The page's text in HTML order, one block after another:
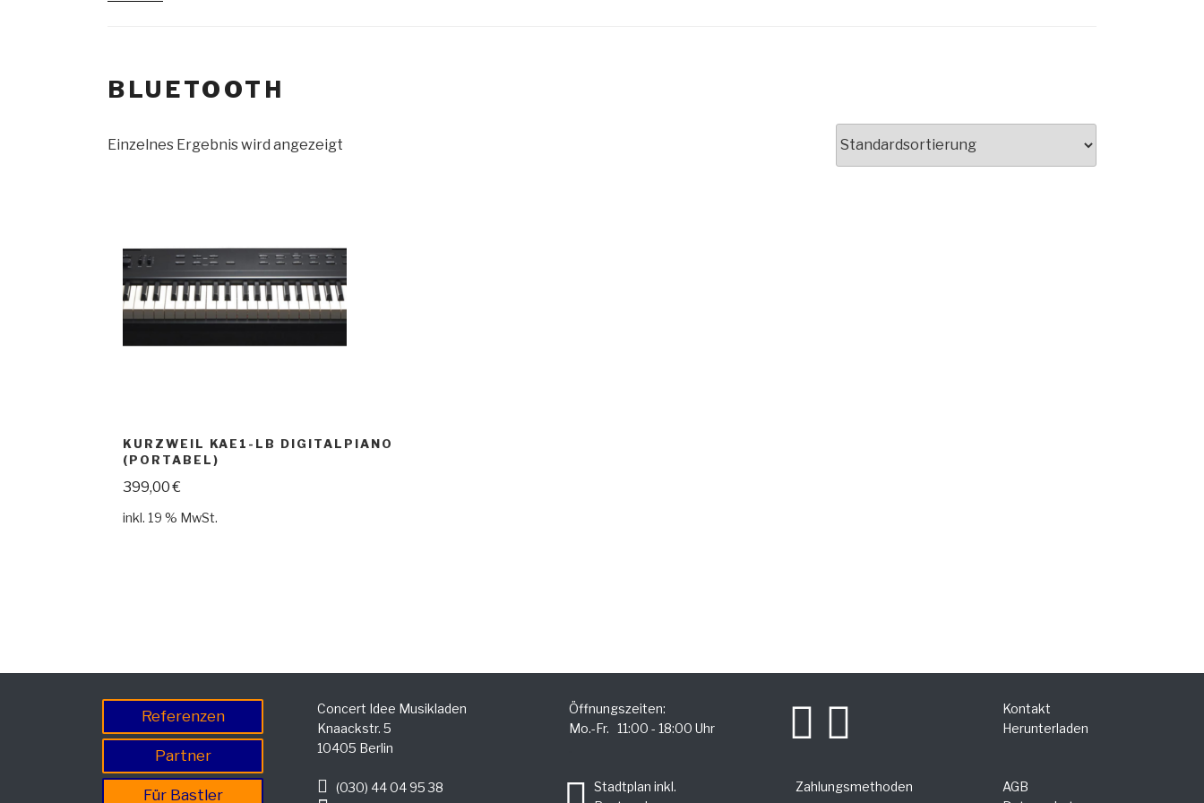
BLUETOOTH
Einzelnes Ergebnis wird angezeigt
KURZWEIL KAE1-LB DIGITALPIANO
(PORTABEL)
399,00€
inkl. 19 % MwSt.
Referenzen
Partner
Für Bastler
Concert Idee Musikladen
Knaackstr. 5
10405 Berlin
(030) 44 04 95 38
Öffnungszeiten:
Mo.-Fr. 11:00 - 18:00 Uhr
Stadtplan inkl.
Zahlungsmethoden
Kontakt
Herunterladen
AGB